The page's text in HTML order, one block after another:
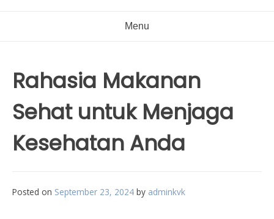
Menu
Rahasia Makanan
Sehat untuk Menjaga
Kesehatan Anda
Posted on September 23, 2024 by adminkvk